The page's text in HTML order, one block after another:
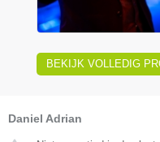
BEKIJK VOLLEDIG
Daniel Adrian